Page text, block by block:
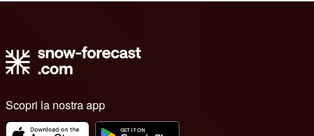
Scopri la nostra app